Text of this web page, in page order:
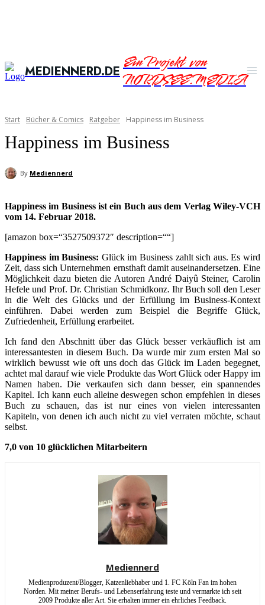
MEDIENNERD.DEEin Projekt von
NORDSEE.MEDIA
Start Bücher & Comics Ratgeber Happiness im Business
Happiness im Business
By Mediennerd
Happiness im Business ist ein Buch aus dem Verlag Wiley-VCH
vom 14. Februar 2018.
[amazon box=“3527509372″ description=““]
Happiness im Business: Glück im Business zahlt sich aus. Es wird
Zeit, dass sich Unternehmen ernsthaft damit auseinandersetzen. Eine
Möglichkeit dazu bieten die Autoren André Daiyû Steiner, Carolin
Hefele und Prof. Dr. Christian Schmidkonz. Ihr Buch soll den Leser
in die Welt des Glücks und der Erfüllung im Business-Kontext
einführen. Dabei werden zum Beispiel die Begriffe Glück,
Zufriedenheit, Erfüllung erarbeitet.
Ich fand den Abschnitt über das Glück besser verkäuflich ist am
interessantesten in diesem Buch. Da wurde mir zum ersten Mal so
wirklich bewusst wie oft uns doch das Glück im Laden begegnet,
achtet mal darauf wie viele Produkte das Wort Glück oder Happy im
Namen haben. Die verkaufen sich dann besser, ein spannendes
Kapitel. Ich kann euch alleine deswegen schon empfehlen in dieses
Buch zu schauen, das ist nur eines von vielen interessanten
Kapiteln, von denen ich auch nicht zu viel verraten möchte, schaut
selbst.
7,0 von 10 glücklichen Mitarbeitern
Mediennerd
Medienproduzent/Blogger, Katzenliebhaber und 1. FC Köln Fan im hohen
Norden. Mit meiner Berufs- und Lebenserfahrung teste und vermarkte ich seit
2009 Produkte aller Art. Sie erhalten immer ein ehrliches Feedback.